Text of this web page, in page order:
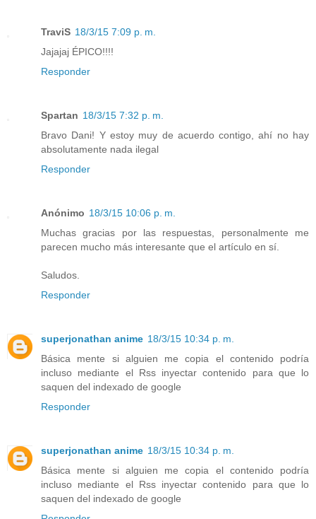
TraviS 18/3/15 7:09 p. m.
Jajajaj ÉPICO!!!!
Responder
Spartan 18/3/15 7:32 p. m.
Bravo Dani! Y estoy muy de acuerdo contigo, ahí no hay
absolutamente nada ilegal
Responder
Anónimo 18/3/15 10:06 p. m.
Muchas gracias por las respuestas, personalmente me
parecen mucho más interesante que el artículo en sí.
Saludos.
Responder
superjonathan anime 18/3/15 10:34 p. m.
Básica mente si alguien me copia el contenido podría
incluso mediante el Rss inyectar contenido para que lo
saquen del indexado de google
Responder
superjonathan anime 18/3/15 10:34 p. m.
Básica mente si alguien me copia el contenido podría
incluso mediante el Rss inyectar contenido para que lo
saquen del indexado de google